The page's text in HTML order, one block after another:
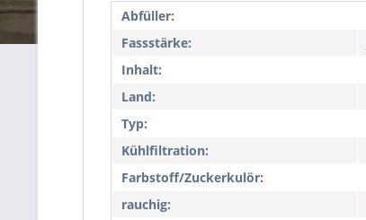
Abfüller:
Fassstärke:
Inhalt:
Land:
Typ:
Kühlfiltration:
Farbstoff/Zuckerkulör:
rauchig: